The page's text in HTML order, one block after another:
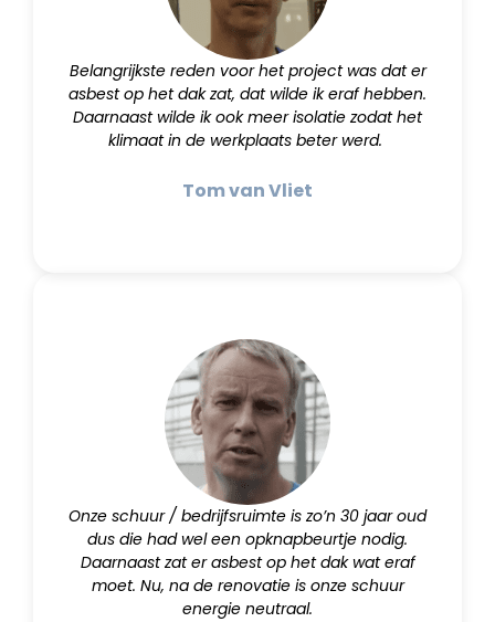
Belangrijkste reden voor het project was dat er
asbest op het dak zat, dat wilde ik eraf hebben.
Daarnaast wilde ik ook meer isolatie zodat het
klimaat in de werkplaats beter werd.
Tom van Vliet
Onze schuur / bedrijfsruimte is zo’n 30 jaar oud
dus die had wel een opknapbeurtje nodig.
Daarnaast zat er asbest op het dak wat eraf
moet. Nu, na de renovatie is onze schuur
energie neutraal.